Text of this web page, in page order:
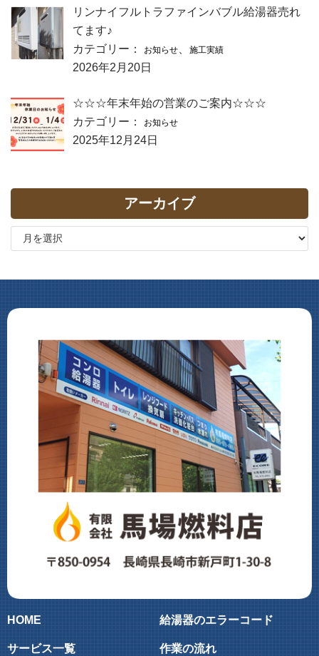
リンナイフルトラファインバブル給湯器売れ
てます♪
カテゴリー：
お知らせ 施工実績
2026年2月20日
☆☆☆年末年始の営業のご案内☆☆☆
カテゴリー：
お知らせ
2025年12月24日
アーカイブ
HOME
サービス一覧
給湯器のエラーコード
作業の流れ